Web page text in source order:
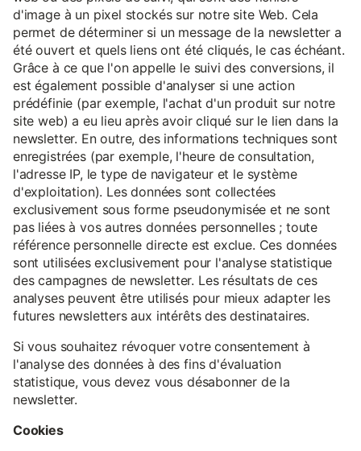
d'image à un pixel stockés sur notre site Web. Cela
permet de déterminer si un message de la newsletter a
été ouvert et quels liens ont été cliqués, le cas échéant.
Grâce à ce que l'on appelle le suivi des conversions, il
est également possible d'analyser si une action
prédéfinie (par exemple, l'achat d'un produit sur notre
site web) a eu lieu après avoir cliqué sur le lien dans la
newsletter. En outre, des informations techniques sont
enregistrées (par exemple, l'heure de consultation,
l'adresse IP, le type de navigateur et le système
d'exploitation). Les données sont collectées
exclusivement sous forme pseudonymisée et ne sont
pas liées à vos autres données personnelles ; toute
référence personnelle directe est exclue. Ces données
sont utilisées exclusivement pour l'analyse statistique
des campagnes de newsletter. Les résultats de ces
analyses peuvent être utilisés pour mieux adapter les
futures newsletters aux intérêts des destinataires.
Si vous souhaitez révoquer votre consentement à
l'analyse des données à des fins d'évaluation
statistique, vous devez vous désabonner de la
newsletter.
Cookies